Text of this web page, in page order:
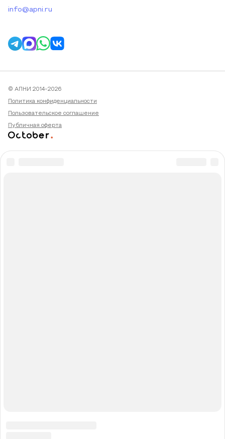
info@apni.ru
© АПНИ 2014-2026
Политика конфиденциальности
Пользовательское соглашение
Публичная оферта